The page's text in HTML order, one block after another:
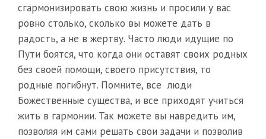
сгармонизировать свою жизнь и просили у вас
ровно столько, сколько вы можете дать в
радость, а не в жертву. Часто люди идущие по
Пути боятся, что когда они оставят своих родных
без своей помощи, своего присутствия, то
родные погибнут. Помните, все люди
Божественные существа, и все приходят учиться
жить в гармонии. Так можете вы навредить им,
позволяя им сами решать свои задачи и позволив